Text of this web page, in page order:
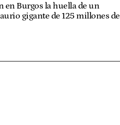
en Burgos la huella de un
gigante de 125 millones de